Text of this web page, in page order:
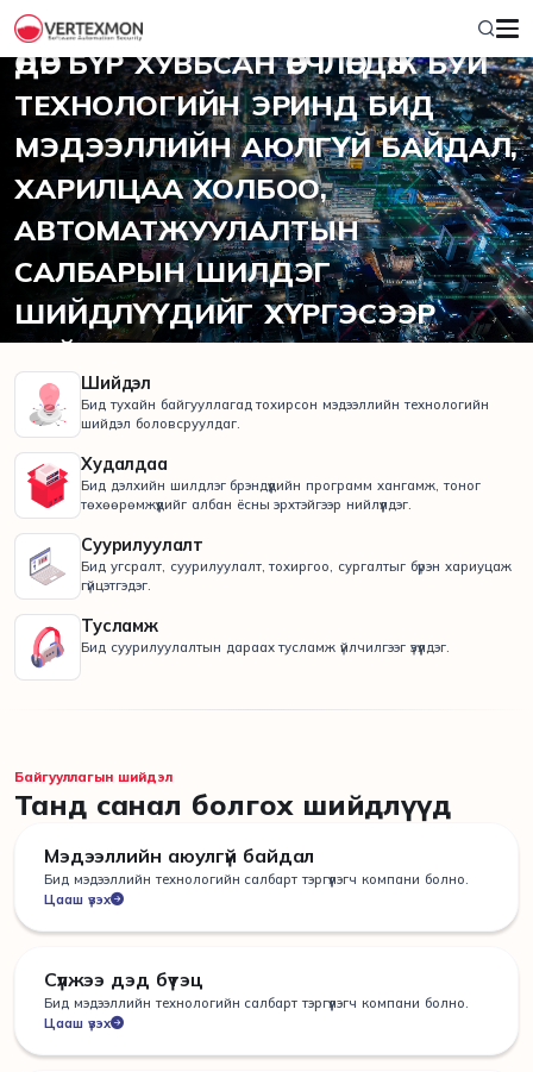
2012 ОНООС ХОЙШ
ӨДӨР БҮР ХУВЬСАН ӨӨРЧЛӨГДӨЖ БУЙ
ТЕХНОЛОГИЙН ЭРИНД БИД
МЭДЭЭЛЛИЙН АЮЛГҮЙ БАЙДАЛ,
ХАРИЛЦАА ХОЛБОО,
АВТОМАТЖУУЛАЛТЫН
САЛБАРЫН ШИЛДЭГ
ШИЙДЛҮҮДИЙГ ХҮРГЭСЭЭР
БАЙНА.
Шийдэл
Бид тухайн байгууллагад тохирсон мэдээллийн технологийн
шийдэл боловсруулдаг.
Худалдаа
Бид дэлхийн шилдлэг брэндүүдийн программ хангамж, тоног
төхөөрөмжүүдийг албан ёсны эрхтэйгээр нийлүүлдэг.
Суурилуулалт
Бид угсралт, суурилуулалт, тохиргоо, сургалтыг бүрэн хариуцаж
гүйцэтгэдэг.
Тусламж
Бид суурилуулалтын дараах тусламж үйлчилгээг үзүүлдэг.
Байгууллагын шийдэл
Танд санал болгох шийдлүүд
Мэдээллийн аюулгүй байдал
Бид мэдээллийн технологийн салбарт тэргүүлэгч компани болно.
Цааш үзэх
Сүлжээ дэд бүтэц
Бид мэдээллийн технологийн салбарт тэргүүлэгч компани болно.
Цааш үзэх